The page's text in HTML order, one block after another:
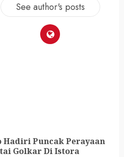
See author's posts
Hadiri Puncak Perayaan
Golkar Di Istora